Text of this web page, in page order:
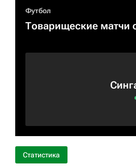
Футбол
Товарищеские матчи
Статистика